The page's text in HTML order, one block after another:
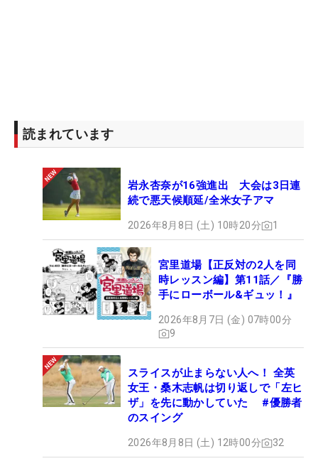
読まれています
岩永杏奈が16強進出 大会は3日連
続で悪天候順延/全米女子アマ
2026年8月8日 (土) 10時20分 1
宮里道場【正反対の2人を同
時レッスン編】第11話／『勝
手にローボール&ギュッ！』
2026年8月7日 (金) 07時00分
9
スライスが止まらない人へ！ 全英
女王・桑木志帆は切り返しで「左ヒ
ザ」を先に動かしていた #優勝者
のスイング
2026年8月8日 (土) 12時00分 32